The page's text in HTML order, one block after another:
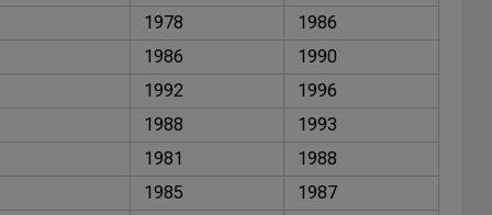
1978
1986
1986
1990
1992
1996
1988
1993
1981
1988
1985
1987